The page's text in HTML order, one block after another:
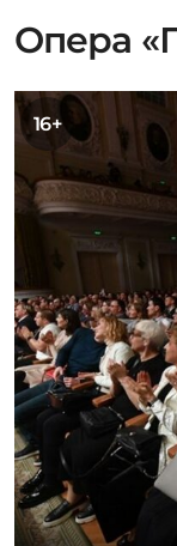
Опера
16+